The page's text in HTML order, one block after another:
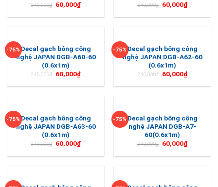
240,000₫ 60,000₫ 240,000₫ 60,000₫
-75% Decal gạch bông công
nghệ JAPAN DGB-A60-60
(0.6x1m)
240,000₫ 60,000₫
-75% Decal gạch bông công
nghệ JAPAN DGB-A62-60
(0.6x1m)
240,000₫ 60,000₫
-75% Decal gạch bông công
nghệ JAPAN DGB-A63-60
(0.6x1m)
240,000₫ 60,000₫
-75% Decal gạch bông công
nghệ JAPAN DGB-A7-
60(0.6x1m)
240,000₫ 60,000₫